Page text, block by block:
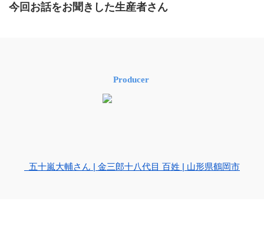
今回お話をお聞きした生産者さん
Producer
五十嵐大輔さん | 金三郎十八代目 百姓 | 山形県鶴岡市